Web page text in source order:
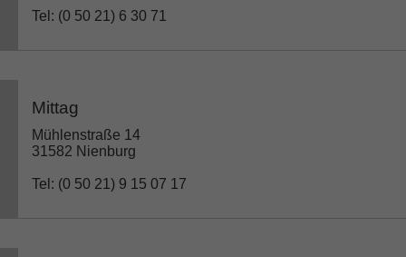
Tel: (0 50 21) 6 30 71
Mittag
Mühlenstraße 14
31582 Nienburg
Tel: (0 50 21) 9 15 07 17